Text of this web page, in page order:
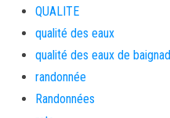
QUALITE
qualité des eaux
qualité des eaux de
randonnée
Randonnées